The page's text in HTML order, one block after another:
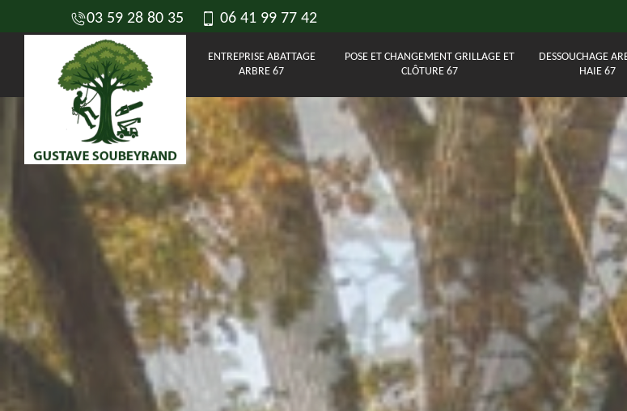
03 59 28 80 35 06 41 99 77 42
ENTREPRISE ABATTAGE
ARBRE 67
POSE ET CHANGEMENT GRILLAGE ET
CLÔTURE 67
DESSOUCHAGE
HAIE 67